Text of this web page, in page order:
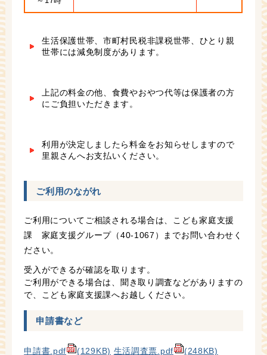
生活保護世帯、市町村民税非課税世帯、ひとり親
世帯には減免制度があります。
上記の料金の他、食費やおやつ代等は保護者の方
にご負担いただきます。
利用が決定しましたら料金をお知らせしますので
里親さんへお支払いください。
ご利用のながれ
ご利用についてご相談される場合は、こども家庭支援
課 家庭支援グループ（40-1067）までお問い合わせく
ださい。
受入ができるが確認を取ります。
ご利用ができる場合は、聞き取り調査などがありますの
で、こども家庭支援課へお越しください。
申請書など
申請書.pdf (129KB) 生活調査票.pdf (248KB)